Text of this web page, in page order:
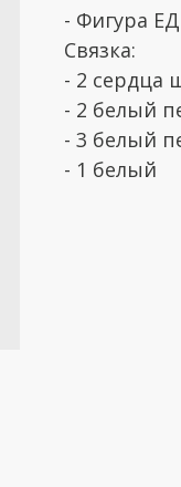
- Фигура
Связка:
- 2 сердца
- 2 белый
- 3 белый
- 1 белый